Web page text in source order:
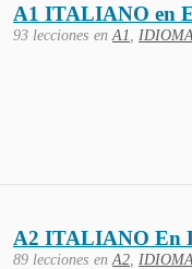
A1 ITALIANO en
93 lecciones en A1
A2 ITALIANO En
89 lecciones en A2